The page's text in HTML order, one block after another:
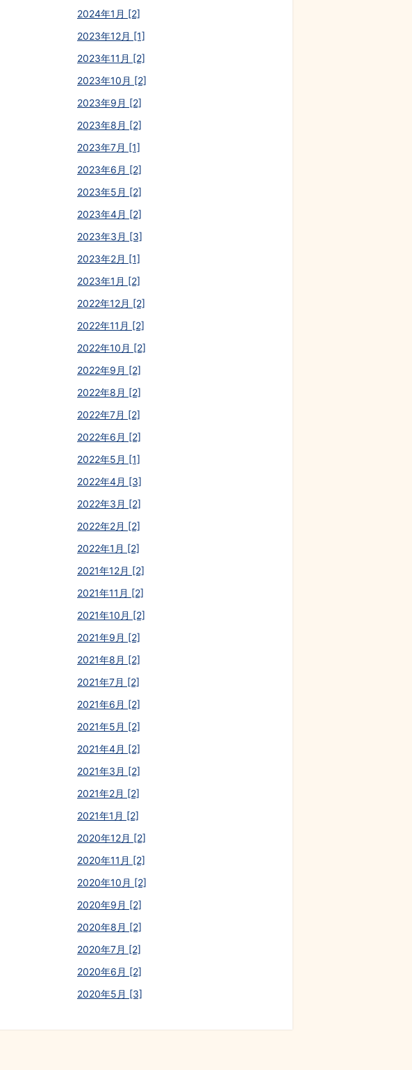
2024年1月 [2]
2023年12月 [1]
2023年11月 [2]
2023年10月 [2]
2023年9月 [2]
2023年8月 [2]
2023年7月 [1]
2023年6月 [2]
2023年5月 [2]
2023年4月 [2]
2023年3月 [3]
2023年2月 [1]
2023年1月 [2]
2022年12月 [2]
2022年11月 [2]
2022年10月 [2]
2022年9月 [2]
2022年8月 [2]
2022年7月 [2]
2022年6月 [2]
2022年5月 [1]
2022年4月 [3]
2022年3月 [2]
2022年2月 [2]
2022年1月 [2]
2021年12月 [2]
2021年11月 [2]
2021年10月 [2]
2021年9月 [2]
2021年8月 [2]
2021年7月 [2]
2021年6月 [2]
2021年5月 [2]
2021年4月 [2]
2021年3月 [2]
2021年2月 [2]
2021年1月 [2]
2020年12月 [2]
2020年11月 [2]
2020年10月 [2]
2020年9月 [2]
2020年8月 [2]
2020年7月 [2]
2020年6月 [2]
2020年5月 [3]